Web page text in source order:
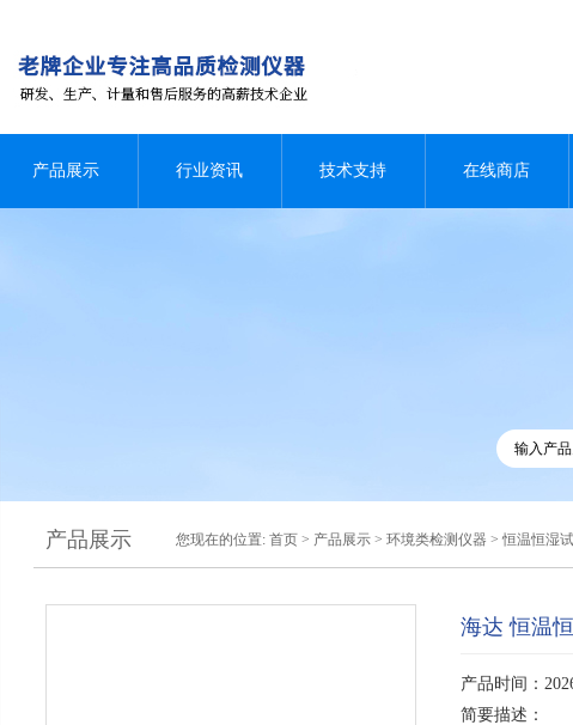
产品展示 行业资讯 技术支持 在线商店
产品展示 您现在的位置: 首页 > 产品展示 > 环境类检测仪器 >恒温恒湿
海达 恒温
产品时间：
简要描述：